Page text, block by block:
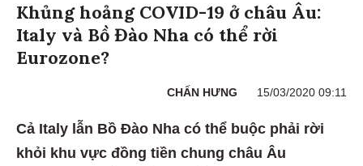
Khủng hoảng COVID-19 ở châu Âu:
Italy và Bồ Đào Nha có thể rời
Eurozone?
CHẤN HƯNG 15/03/2020 09:11
Cả Italy lẫn Bồ Đào Nha có thể buộc phải rời
khỏi khu vực đồng tiền chung châu Âu